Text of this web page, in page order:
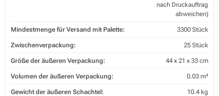
nach Druckauftrag
abweichen)
Mindestmenge für Versand mit Palette: 3300 Stück
Zwischenverpackung: 25 Stück
Größe der äußeren Verpackung: 44 x 21 x 33 cm
Volumen der äußeren Verpackung: 0.03 m³
Gewicht der äußeren Schachtel: 10.4 kg